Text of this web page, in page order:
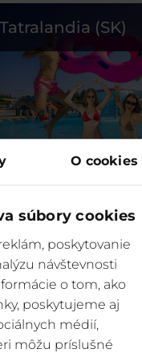
O cookies
súbory cookies
poskytovanie
návštevnosti
o tom, ako
poskytujeme aj
médií,
môžu príslušné
Tatralandia (SK)